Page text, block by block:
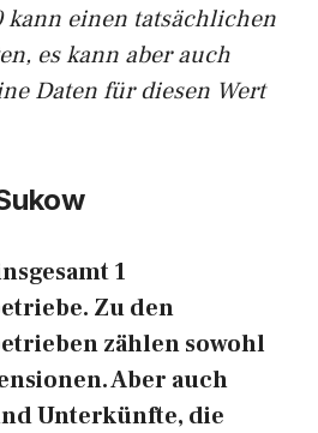
kann einen tatsächlichen
es kann aber auch
Daten für diesen Wert
1
Zu den
zählen sowohl
Aber auch
Unterkünfte, die